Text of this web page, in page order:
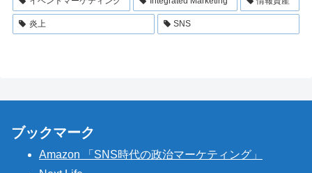
炎上 SNS
ブックマーク
Amazon 「SNS時代の政治マーケティング」